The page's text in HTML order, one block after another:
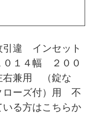
違 インセット
１４幅 ２００
兼用 （錠な
ーズ付）用 不
る方はこちらか